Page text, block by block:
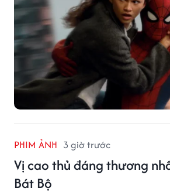
PHIM ẢNH 3 giờ trước
Vị cao thủ đáng thương
Bát Bộ